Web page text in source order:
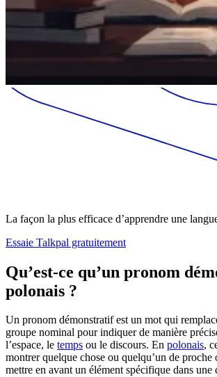
La façon la plus efficace d’apprendre une
Essaie Talkpal gratuitement
Qu’est-ce qu’un pronom
polonais ?
Un pronom démonstratif est un mot qui
groupe nominal pour indiquer de manière
l’espace, le temps ou le discours. En polonais,
montrer quelque chose ou quelqu’un de proche
mettre en avant un élément spécifique dans une